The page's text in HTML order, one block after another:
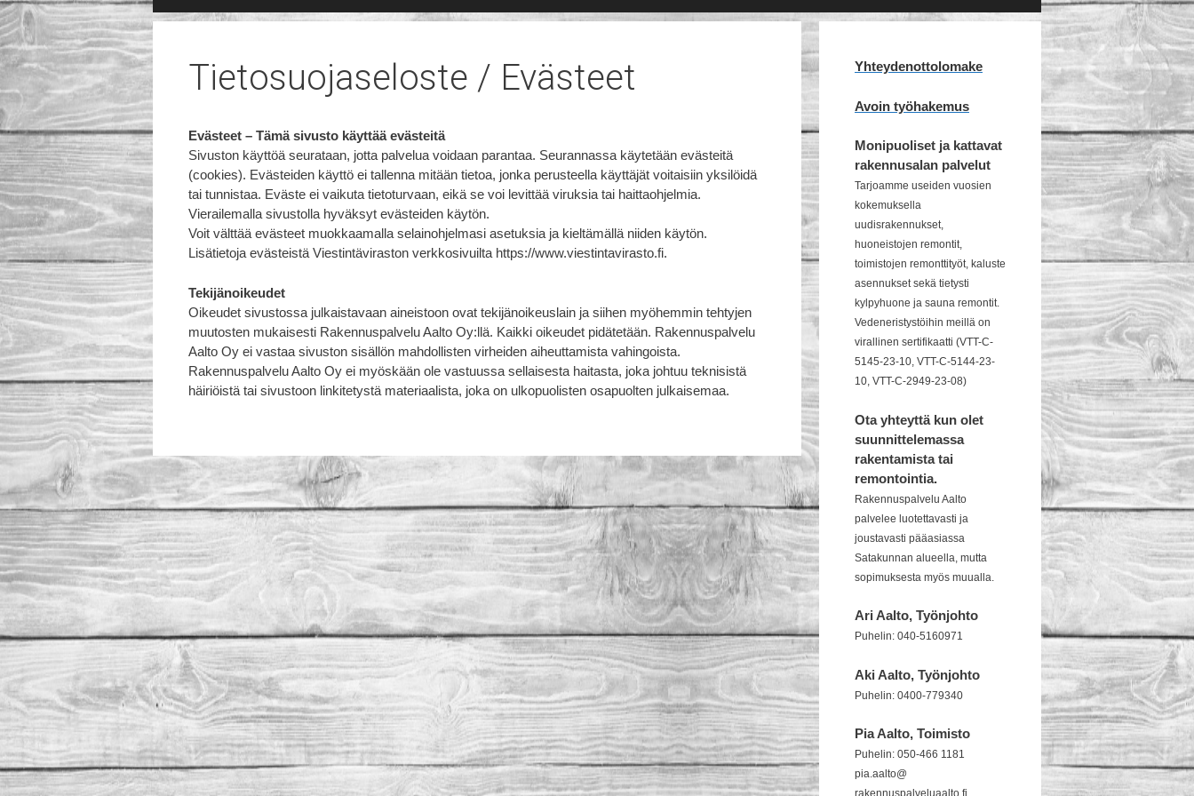
i
p
t
o
c
o
n
e
n
Tietosuojaseloste / Evästeet
Evästeet – Tämä sivusto käyttää evästeitä
Sivuston käyttöä seurataan, jotta palvelua voidaan parantaa. Seurannassa käytetään evästeitä
(cookies). Evästeiden käyttö ei tallenna mitään tietoa, jonka perusteella käyttäjät voitaisiin yksilöidä
tai tunnistaa. Eväste ei vaikuta tietoturvaan, eikä se voi levittää viruksia tai haittaohjelmia.
Vierailemalla sivustolla hyväksyt evästeiden käytön.
Voit välttää evästeet muokkaamalla selainohjelmasi asetuksia ja kieltämällä niiden käytön.
Lisätietoja evästeistä Viestintäviraston verkkosivuilta https://www.viestintavirasto.fi.
Tekijänoikeudet
Oikeudet sivustossa julkaistavaan aineistoon ovat tekijänoikeuslain ja siihen myöhemmin tehtyjen
muutosten mukaisesti Rakennuspalvelu Aalto Oy:llä. Kaikki oikeudet pidätetään. Rakennuspalvelu
Aalto Oy ei vastaa sivuston sisällön mahdollisten virheiden aiheuttamista vahingoista.
Rakennuspalvelu Aalto Oy ei myöskään ole vastuussa sellaisesta haitasta, joka johtuu teknisistä
häiriöistä tai sivustoon linkitetystä materiaalista, joka on ulkopuolisten osapuolten julkaisemaa.
Yhteydenottolomake
Avoin työhakemus
Monipuoliset ja kattavat
rakennusalan palvelut
Tarjoamme useiden vuosien
kokemuksella
uudisrakennukset,
huoneistojen remontit,
toimistojen remonttityöt, kaluste
asennukset sekä tietysti
kylpyhuone ja sauna remontit.
Vedeneristystöihin meillä on
virallinen sertifikaatti (VTT-C-
5145-23-10, VTT-C-5144-23-
10, VTT-C-2949-23-08)
Ota yhteyttä kun olet
suunnittelemassa
rakentamista tai
remontointia.
Rakennuspalvelu Aalto
palvelee luotettavasti ja
joustavasti pääasiassa
Satakunnan alueella, mutta
sopimuksesta myös muualla.
Ari Aalto, Työnjohto
Puhelin: 040-5160971
Aki Aalto, Työnjohto
Puhelin: 0400-779340
Pia Aalto, Toimisto
Puhelin: 050-466 1181
pia.aalto@
rakennuspalveluaalto.fi